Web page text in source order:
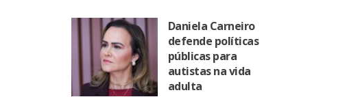
Daniela Carneiro
defende políticas
públicas para
autistas na vida
adulta